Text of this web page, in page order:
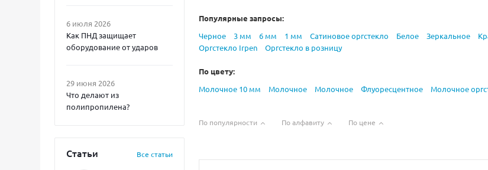
6 июля 2026
Как ПНД защищает
оборудование от ударов
29 июня 2026
Что делают из
полипропилена?
Статьи Все статьи
Популярные запросы:
Черное
3 мм 6 мм 1 мм Сатиновое оргстекло Белое Зеркальное
Оргстекло Irpen
Оргстекло в розницу
По цвету:
Молочное 10 мм
Молочное Молочное Флуоресцентное Молочное
По популярности По алфавиту По цене